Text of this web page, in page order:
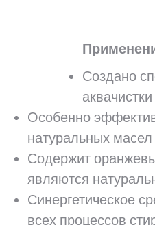
Создано
аквачистки
Особенно
натуральных
Содержит
являются
Синергетическое
всех процессов